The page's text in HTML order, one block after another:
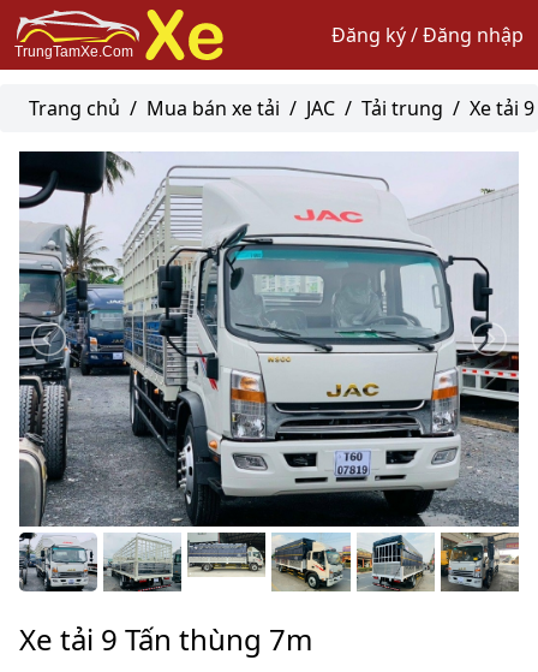
Đăng ký / Đăng nhập
Trang chủ / Mua bán xe tải / JAC / Tải trung / Xe tải
Xe tải 9 Tấn thùng 7m